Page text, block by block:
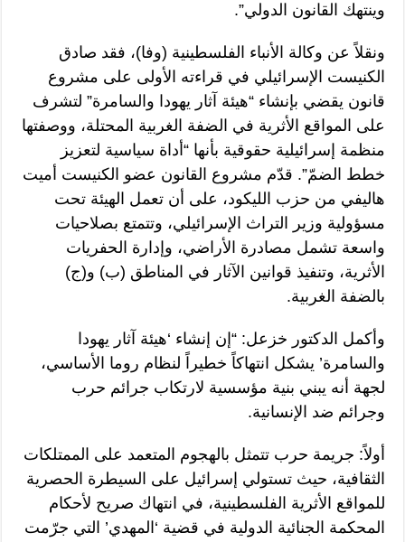
وينتهك القانون الدولي”.
ونقلاً عن وكالة الأنباء الفلسطينية (وفا)، فقد صادق
الكنيست الإسرائيلي في قراءته الأولى على مشروع
قانون يقضي بإنشاء “هيئة آثار يهودا والسامرة” لتشرف
على المواقع الأثرية في الضفة الغربية المحتلة، ووصفتها
منظمة إسرائيلية حقوقية بأنها “أداة سياسية لتعزيز
خطط الضمّ”. قدّم مشروع القانون عضو الكنيست أميت
هاليفي من حزب الليكود، على أن تعمل الهيئة تحت
مسؤولية وزير التراث الإسرائيلي، وتتمتع بصلاحيات
واسعة تشمل مصادرة الأراضي، وإدارة الحفريات
الأثرية، وتنفيذ قوانين الآثار في المناطق (ب) و(ج)
بالضفة الغربية.
وأكمل الدكتور خزعل: “إن إنشاء ‘هيئة آثار يهودا
والسامرة’ يشكل انتهاكاً خطيراً لنظام روما الأساسي،
لجهة أنه يبني بنية مؤسسية لارتكاب جرائم حرب
وجرائم ضد الإنسانية.
أولاً: جريمة حرب تتمثل بالهجوم المتعمد على الممتلكات
الثقافية، حيث تستولي إسرائيل على السيطرة الحصرية
للمواقع الأثرية الفلسطينية، في انتهاك صريح لأحكام
المحكمة الجنائية الدولية في قضية ‘المهدي’ التي جرّمت